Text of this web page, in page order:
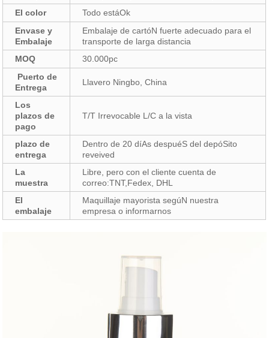
El color
Todo estáOk
Envase y
Embalaje
Embalaje de cartóN fuerte adecuado para el
transporte de larga distancia
MOQ
30.000pc
Puerto de
Entrega
Llavero Ningbo, China
Los
plazos de
pago
T/T Irrevocable L/C a la vista
plazo de
entrega
Dentro de 20 díAs despuéS del depóSito
reveived
La
muestra
Libre, pero con el cliente cuenta de
correo:TNT,Fedex, DHL
El
embalaje
Maquillaje mayorista segúN nuestra
empresa o informarnos